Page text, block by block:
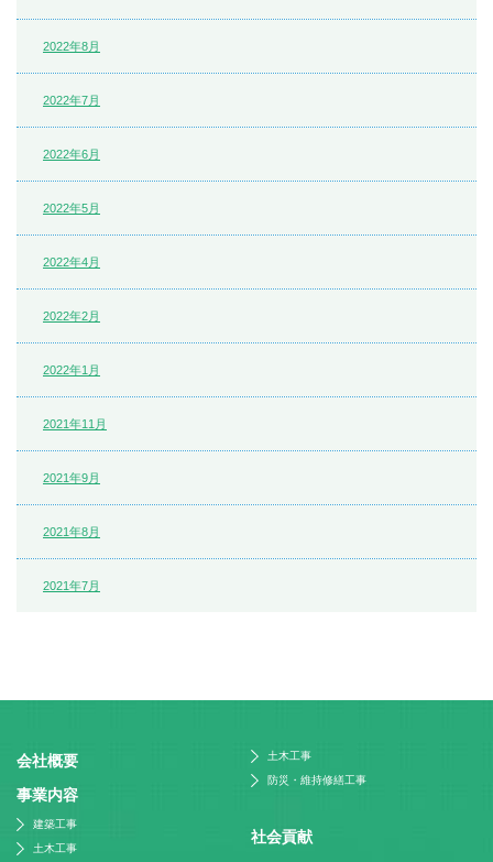
2022年8月
2022年7月
2022年6月
2022年5月
2022年4月
2022年2月
2022年1月
2021年11月
2021年9月
2021年8月
2021年7月
会社概要
事業内容
建築工事
土木工事
土木工事
防災・維持修繕工事
社会貢献